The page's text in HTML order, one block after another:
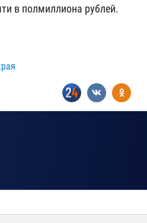
в полмиллиона рублей.